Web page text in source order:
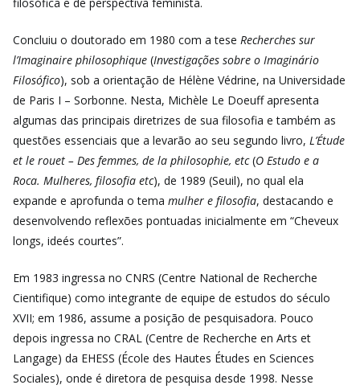
Concluiu o doutorado em 1980 com a tese Recherches sur
l’Imaginaire philosophique (Investigações sobre o Imaginário
Filosófico), sob a orientação de Hélène Védrine, na Universidade
de Paris I – Sorbonne. Nesta, Michèle Le Doeuff apresenta
algumas das principais diretrizes de sua filosofia e também as
questões essenciais que a levarão ao seu segundo livro, L’Étude
et le rouet – Des femmes, de la philosophie, etc(O Estudo e a
Roca. Mulheres, filosofia etc), de 1989 (Seuil), no qual ela
expande e aprofunda o tema mulher e filosofia, destacando e
desenvolvendo reflexões pontuadas inicialmente em “Cheveux
longs, ideés courtes”.
Em 1983 ingressa no CNRS (Centre National de Recherche
Cientifique) como integrante de equipe de estudos do século
XVII; em 1986, assume a posição de pesquisadora. Pouco
depois ingressa no CRAL (Centre de Recherche en Arts et
Langage) da EHESS (École des Hautes Études en Sciences
Sociales), onde é diretora de pesquisa desde 1998. Nesse